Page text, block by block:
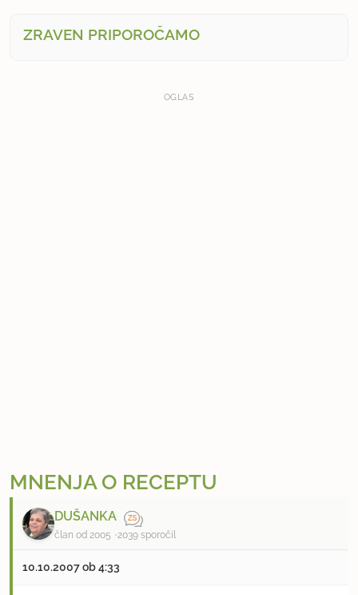
ZRAVEN PRIPOROČAMO
OGLAS
MNENJA O RECEPTU
DUŠANKA
član od 2005 2039 sporočil
10.10.2007 ob 4:33